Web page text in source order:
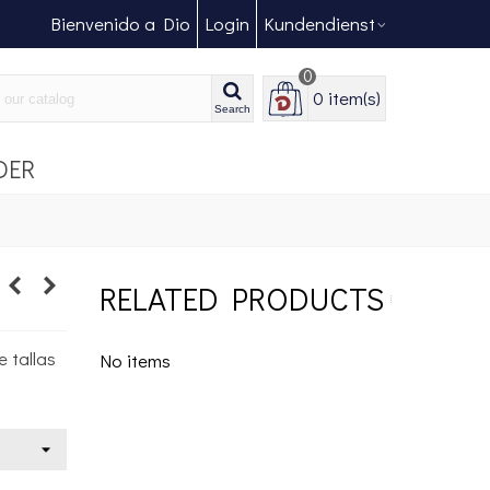
Bienvenido a Dio Login Kundendienst
Search
Cart
0
0 item(s)
tallas
RELATED PRODUCTS
No items